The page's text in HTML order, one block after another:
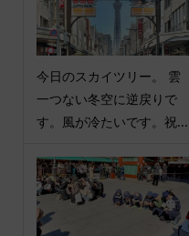
今日のスカイツリー。 雲
一つない冬空に逆戻りで
す。風が冷たいです。祝...